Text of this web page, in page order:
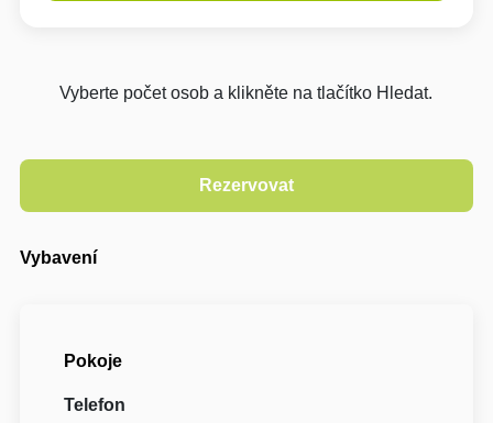
Vyberte počet osob a klikněte na tlačítko Hledat.
Vybavení
Pokoje
Telefon